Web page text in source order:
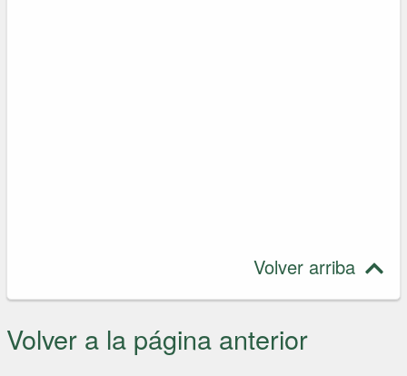
Volver arriba
Volver a la página anterior